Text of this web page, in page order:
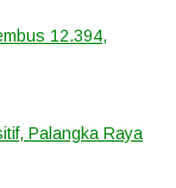
12.394,
Palangka Raya